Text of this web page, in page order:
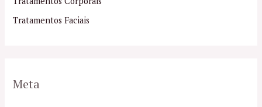
Tratamentos Faciais
Meta